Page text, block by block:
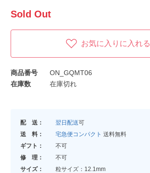
Sold Out
お気に入りに入れる
商品番号
ON_GQMT06
在庫数
在庫切れ
配 送： 翌日配送可
送 料：
宅急便コンパクト 送料無料
ギフト：
不可
修 理：
不可
サイズ：
粒サイズ：12.1mm